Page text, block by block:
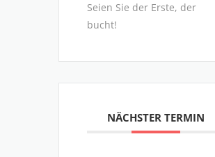
Seien Sie der Erste, der
bucht!
NÄCHSTER TERMIN